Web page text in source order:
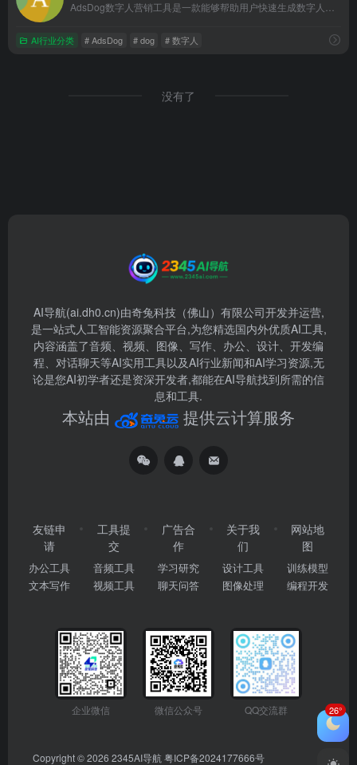
AI行业分类 # AdsDog # dog # 数字人
没有了
AI导航(ai.dh0.cn)由奇兔科技（佛山）有限公司开发并运营,
是一站式人工智能资源聚合平台,为您精选国内外优质AI工具,
内容涵盖了音频、视频、图像、写作、办公、设计、开发编
程、对话聊天等AI实用工具以及AI行业新闻和AI学习资源,无
论是您AI初学者还是资深开发者,都能在AI导航找到所需的信
息和工具.
本站由 提供云计算服务
友链申
请
办公工具
文本写作
工具提
交
音频工具
视频工具
广告合
作
学习研究
聊天问答
关于我
们
设计工具
图像处理
网站地
图
训练模型
编程开发
企业微信 微信公众号 QQ交流群
Copyright © 2026 2345AI导航 粤ICP备2024177666号
26°